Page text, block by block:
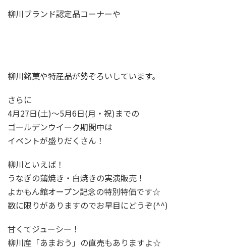
柳川ブランド認定品コーナーや
柳川銘菓や特産品が勢ぞろいしています。
さらに
4月27日(土)～5月6日(月・祝)までの
ゴールデンウイーク期間中は
イベントが盛りだくさん！
柳川といえば！
うなぎの蒲焼き・白焼きの実演販売！
よかもん館オープン記念の特別特価です☆
数に限りがありますのでお早目にどうぞ(^^)
甘くてジューシー！
柳川産「あまおう」の直売もありますよ☆